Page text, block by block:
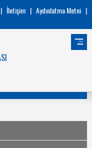
| İletişim | Aydınlatma Metni |